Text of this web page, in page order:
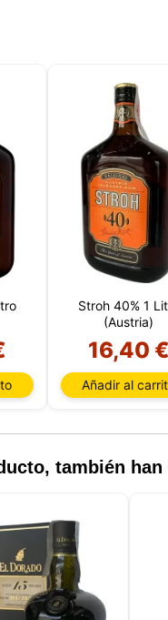
Stroh 40% 1
(Austria)
16,40 €
Añadir al
también han